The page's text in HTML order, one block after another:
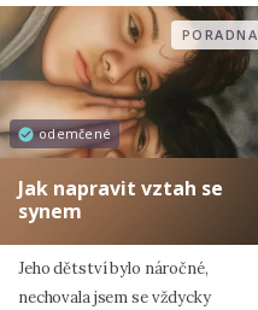
odemčené
PORADNA
Jak napravit vztah se
synem
Jeho dětství bylo náročné,
nechovala jsem se vždycky